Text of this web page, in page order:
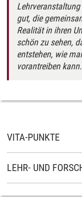
gut, die
Realität in ihren
schön zu sehen,
entstehen, wie
vorantreiben kann.
VITA-PUNKTE
LEHR- UND